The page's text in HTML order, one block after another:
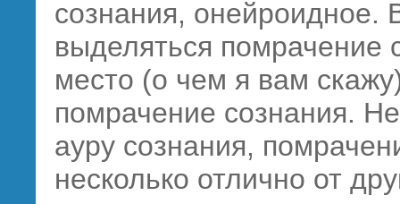
сознания, онейроидное.
выделяться
место (о чем я вам
помрачение сознания.
ауру сознания,
несколько отлично от